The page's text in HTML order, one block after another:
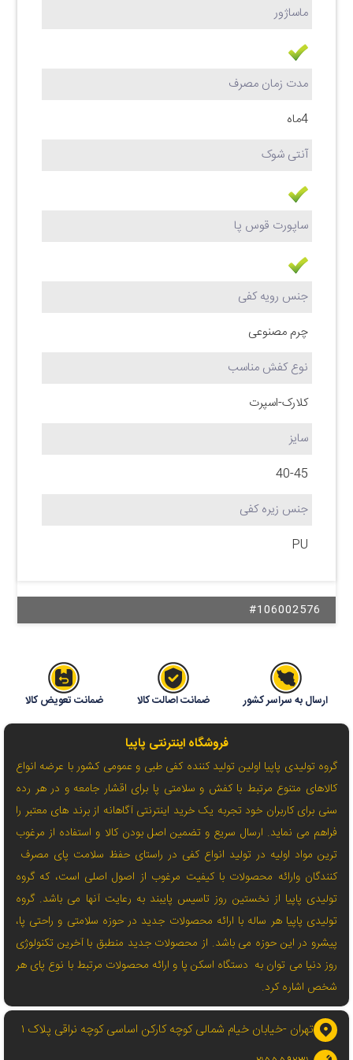
ماساژور
مدت زمان مصرف
4ماه
آنتی شوک
ساپورت قوس پا
جنس رویه کفی
چرم مصنوعی
نوع کفش مناسب
کلارک-اسپرت
سایز
40-45
جنس زیره کفی
PU
#106002576
ارسال به سراسر کشور ضمانت اصالت کالا ضمانت تعویض کالا
فروشگاه اینترنتی پاپیا
گروه تولیدی پاپیا اولین تولید کننده کفی طبی و عمومی کشور با عرضه انواع
کالاهای متنوع مرتبط با کفش و سلامتی پا برای اقشار جامعه و در هر رده
سنی برای کاربران خود تجربه یک خرید اینترنتی آگاهانه از برند های معتبر را
فراهم می نماید. ارسال سریع و تضمین اصل بودن کالا و استفاده از مرغوب
ترین مواد اولیه در تولید انواع کفی در راستای حفظ سلامت پای مصرف
کنندگان وارائه محصولات با کیفیت مرغوب از اصول اصلی است، که گروه
تولیدی پاپیا از نخستین روز تاسیس پایبند به رعایت آنها می باشد. گروه
تولیدی پاپیا هر ساله با ارائه محصولات جدید در حوزه سلامتی و راحتی پا،
پیشرو در این حوزه می باشد. از محصولات جدید منطبق با آخرین تکنولوژی
روز دنیا می توان به دستگاه اسکن پا و ارائه محصولات مرتبط با نوع پای هر
شخص اشاره کرد.
تهران -خیابان خیام شمالی کوچه کارکن اساسی کوچه نراقی پلاک ۱